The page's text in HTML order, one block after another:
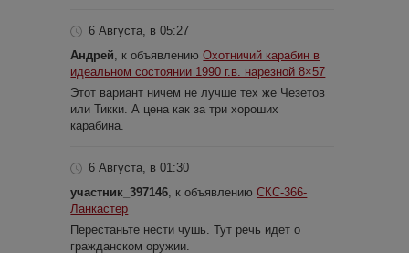
6 Августа, в 05:27
Андрей , к объявлениюОхотничий карабин в
идеальном состоянии 1990 г.в. нарезной 8×57
Этот вариант ничем не лучше тех же Чезетов
или Тикки. А цена как за три хороших
карабина.
6 Августа, в 01:30
участник_397146 , к объявлениюСКС-366-
Ланкастер
Перестаньте нести чушь. Тут речь идет о
гражданском оружии.